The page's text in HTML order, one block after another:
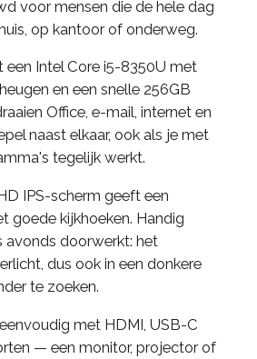
voor mensen die de hele dag
op kantoor of onderweg.
een Intel Core i5-8350U met
en een snelle 256GB
Office, e-mail, internet en
naast elkaar, ook als je met
tegelijk werkt.
IPS-scherm geeft een
goede kijkhoeken. Handig
avonds doorwerkt: het
dus ook in een donkere
te zoeken.
met HDMI, USB-C
— een monitor, projector of